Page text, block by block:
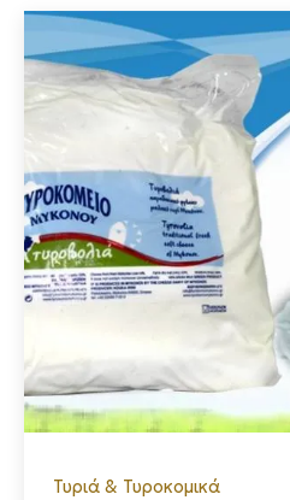
Τυριά & Τυροκομικά